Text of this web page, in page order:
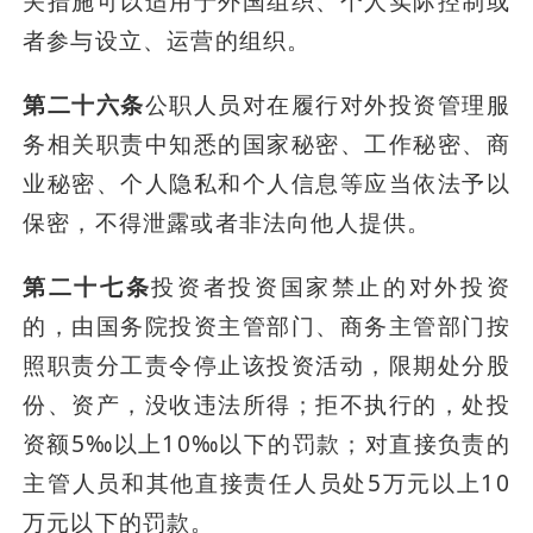
者参与设立、运营的组织。
第二十六条公职人员对在履行对外投资管理服
务相关职责中知悉的国家秘密、工作秘密、商
业秘密、个人隐私和个人信息等应当依法予以
保密，不得泄露或者非法向他人提供。
第二十七条投资者投资国家禁止的对外投资
的，由国务院投资主管部门、商务主管部门按
照职责分工责令停止该投资活动，限期处分股
份、资产，没收违法所得；拒不执行的，处投
资额5‰以上10‰以下的罚款；对直接负责的
主管人员和其他直接责任人员处5万元以上10
万元以下的罚款。